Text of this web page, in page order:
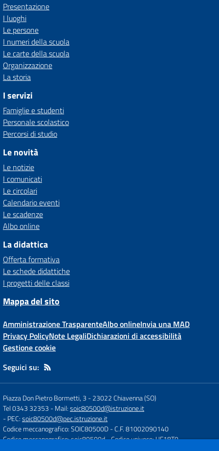
Presentazione
I luoghi
Le persone
I numeri della scuola
Le carte della scuola
Organizzazione
La storia
I servizi
Famiglie e studenti
Personale scolastico
Percorsi di studio
Le novità
Le notizie
I comunicati
Le circolari
Calendario eventi
Le scadenze
Albo online
La didattica
Offerta formativa
Le schede didattiche
I progetti delle classi
Mappa del sito
Amministrazione TrasparenteAlbo onlineInvia una MAD
Privacy PolicyNote LegaliDichiarazioni di accessibilità
Gestione cookie
Seguici su:
Piazza Don Pietro Bormetti, 3 -23022 Chiavenna (SO)
Tel 0343 32353 - Mail:soic80500d@istruzione.it
- PEC:soic80500d@pec.istruzione.it
Codice meccanografico: SOIC80500D- C.F. 81002090140
Codice meccanografico: soic80500d- Codice univoco: UF18T0